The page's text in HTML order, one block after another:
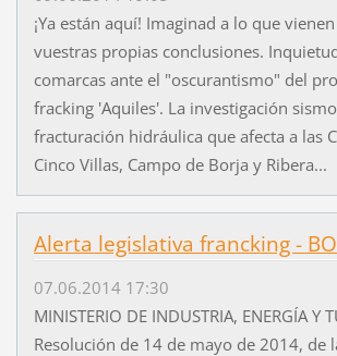
¡Ya están aquí! Imaginad a lo que
vuestras propias conclusiones.
comarcas ante el "oscurantismo" del
fracking 'Aquiles'. La investigación
fracturación hidráulica que afecta a las
Cinco Villas, Campo de Borja y Ribera...
Alerta legislativa francking -
07.06.2014 17:30
MINISTERIO DE INDUSTRIA, ENERGÍA Y
Resolución de 14 de mayo de 2014, de